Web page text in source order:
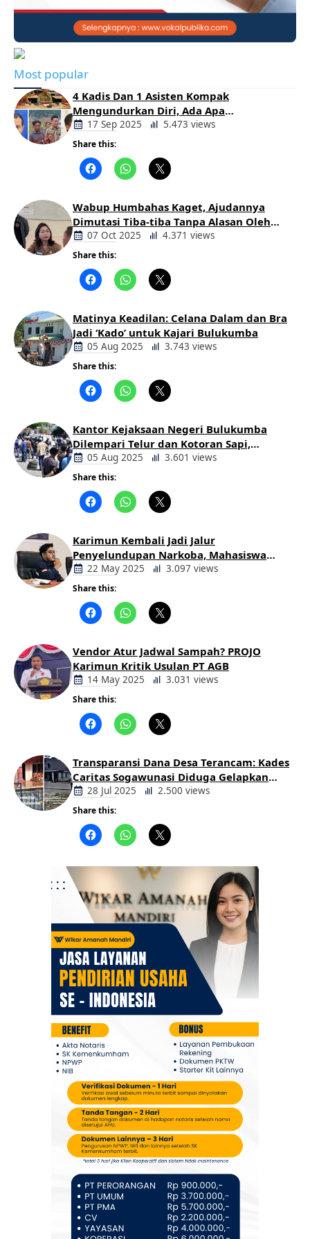
Most popular
4 Kadis Dan 1 Asisten Kompak
Mengundurkan Diri, Ada Apa
Pemerintahan Oloan
17 Sep 2025 5.473 views
Share this:
Wabup Humbahas Kaget, Ajudannya
Dimutasi Tiba-tiba Tanpa Alasan Oleh
Bupati
07 Oct 2025 4.371 views
Share this:
Matinya Keadilan: Celana Dalam dan Bra
Jadi ‘Kado’ untuk Kajari Bulukumba
05 Aug 2025 3.743 views
Share this:
Kantor Kejaksaan Negeri Bulukumba
Dilempari Telur dan Kotoran Sapi,
Keluarga Korban Lakalantas Tuntut
Keadilan
05 Aug 2025 3.601 views
Share this:
Karimun Kembali Jadi Jalur
Penyelundupan Narkoba, Mahasiswa
Desak Pemkab dan Aparat Bertindak
Tegas
22 May 2025 3.097 views
Share this:
Vendor Atur Jadwal Sampah? PROJO
Karimun Kritik Usulan PT AGB
14 May 2025 3.031 views
Share this:
Transparansi Dana Desa Terancam: Kades
Caritas Sogawunasi Diduga Gelapkan
Bantuan untuk Warga
28 Jul 2025 2.500 views
Share this: